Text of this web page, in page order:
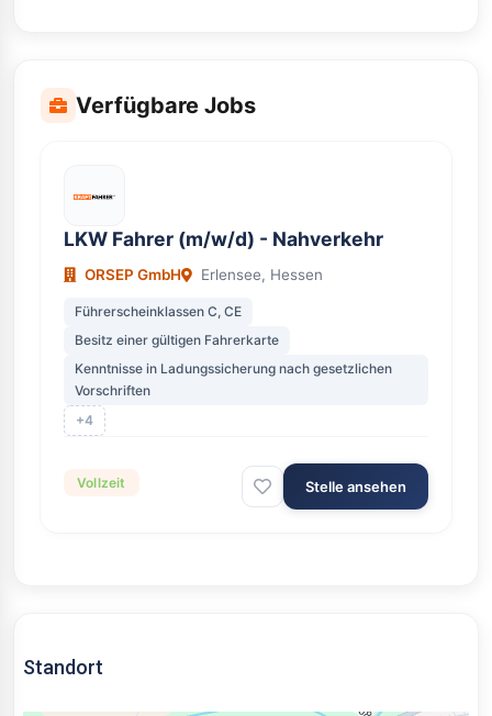
Verfügbare Jobs
LKW Fahrer (m/w/d) - Nahverkehr
ORSEP GmbH Erlensee, Hessen
Führerscheinklassen C, CE
Besitz einer gültigen Fahrerkarte
Kenntnisse in Ladungssicherung nach gesetzlichen
Vorschriften
+4
Vollzeit Stelle ansehen
Standort